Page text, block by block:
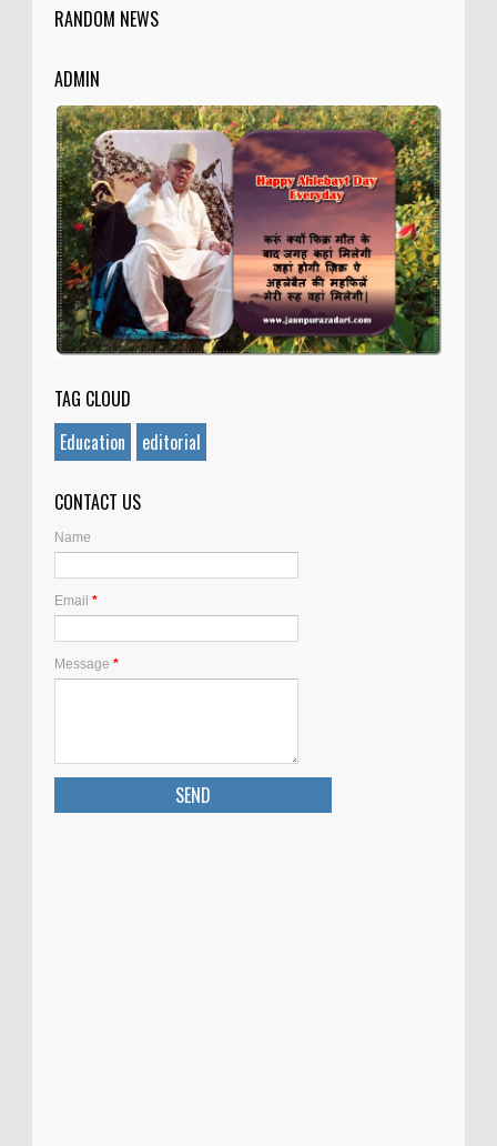
RANDOM NEWS
ADMIN
TAG CLOUD
Education
editorial
CONTACT US
Name
Email *
Message *